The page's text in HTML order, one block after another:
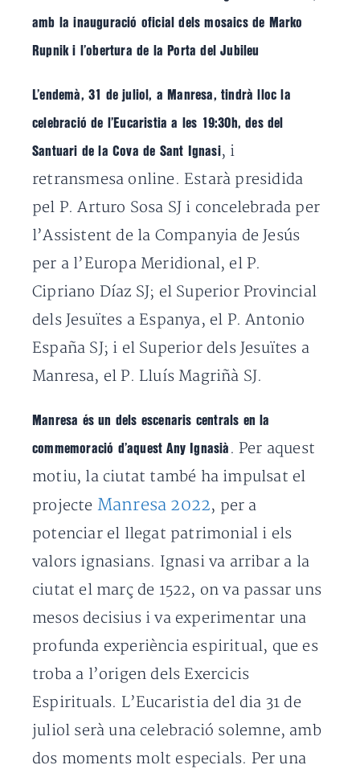
amb la inauguració oficial dels mosaics de Marko
Rupnik i l’obertura de la Porta del Jubileu
L’endemà, 31 de juliol, a Manresa, tindrà lloc la
celebració de l’Eucaristia a les 19:30h, des del
Santuari de la Cova de Sant Ignasi, i
retransmesa online. Estarà presidida
pel P. Arturo Sosa SJ i concelebrada per
l’Assistent de la Companyia de Jesús
per a l’Europa Meridional, el P.
Cipriano Díaz SJ; el Superior Provincial
dels Jesuïtes a Espanya, el P. Antonio
España SJ; i el Superior dels Jesuïtes a
Manresa, el P. Lluís Magriñà SJ.
Manresa és un dels escenaris centrals en la
commemoració d’aquest Any Ignasià . Per aquest
motiu, la ciutat també ha impulsat el
projecte Manresa 2022, per a
potenciar el llegat patrimonial i els
valors ignasians. Ignasi va arribar a la
ciutat el març de 1522, on va passar uns
mesos decisius i va experimentar una
profunda experiència espiritual, que es
troba a l’origen dels Exercicis
Espirituals. L’Eucaristia del dia 31 de
juliol serà una celebració solemne, amb
dos moments molt especials. Per una